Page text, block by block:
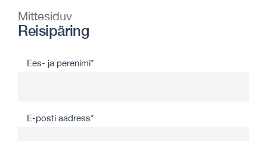
Mittesiduv
Reisipäring
Ees- ja perenimi*
E-posti aadress*